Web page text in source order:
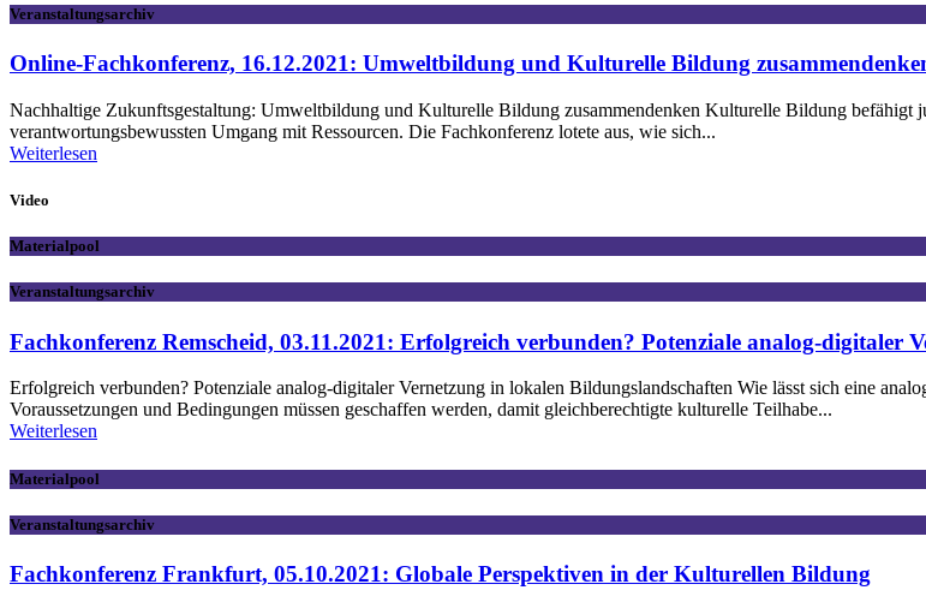
Veranstaltungsarchiv
Online-Fachkonferenz, 16.12.2021: Umweltbildung und Kulturelle Bildung
Nachhaltige Zukunftsgestaltung: Umweltbildung und Kulturelle Bildung zusammendenken Kulturelle Bildung
verantwortungsbewussten Umgang mit Ressourcen. Die Fachkonferenz lotete aus, wie sich...
Weiterlesen
Video
Materialpool
Veranstaltungsarchiv
Fachkonferenz Remscheid, 03.11.2021: Erfolgreich verbunden? Potenziale analog-digitaler
Erfolgreich verbunden? Potenziale analog-digitaler Vernetzung in lokalen Bildungslandschaften Wie lässt sich eine
Voraussetzungen und Bedingungen müssen geschaffen werden, damit gleichberechtigte kulturelle Teilhabe...
Weiterlesen
Materialpool
Veranstaltungsarchiv
Fachkonferenz Frankfurt, 05.10.2021: Globale Perspektiven in der Kulturellen Bildung